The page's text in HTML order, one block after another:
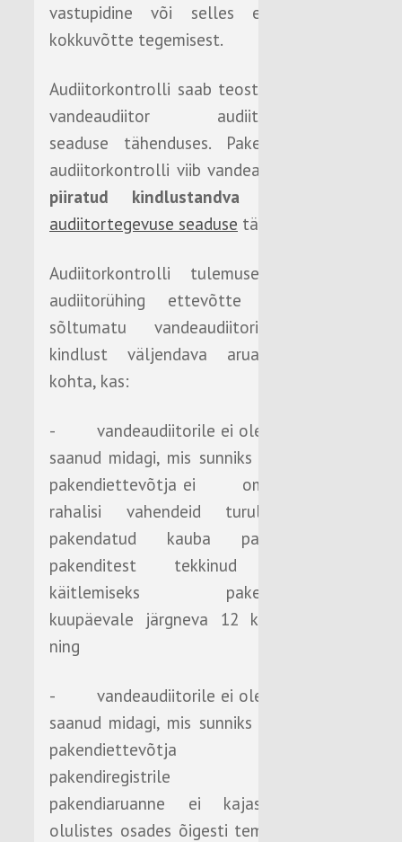
vastupidine või selles ei loobuta
kokkuvõtte tegemisest.
Audiitorkontrolli saab teostada üksnes
vandeaudiitor audiitortegevuse
seaduse tähenduses. Pakendiaruande
audiitorkontrolli viib vandeaudiitor läbi
piiratud kindlustandva töövõtuna
audiitortegevuse seaduse tähenduses.
Audiitorkontrolli tulemusena esitab
audiitorühing ettevõtte juhatusele
sõltumatu vandeaudiitori piiratud
kindlust väljendava aruande selle
kohta, kas:
- vandeaudiitorile ei ole teatavaks
saanud midagi, mis sunniks uskuma, et
pakendiettevõtja ei oma piisavalt
rahalisi vahendeid turule lastud
pakendatud kauba pakendi ja
pakenditest tekkinud jäätmete
käitlemiseks pakendiaruande
kuupäevale järgneva 12 kuu jooksul
ning
- vandeaudiitorile ei ole teatavaks
saanud midagi, mis sunniks uskuma, et
pakendiettevõtja poolt
pakendiregistrile esitatud
pakendiaruanne ei kajasta kõigis
olulistes osades õigesti tema andmeid